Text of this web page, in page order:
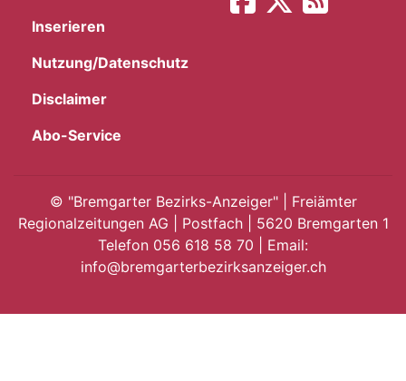
App
Inserieren
Nutzung/Datenschutz
Disclaimer
Abo-Service
© "Bremgarter Bezirks-Anzeiger" | Freiämter
Regionalzeitungen AG | Postfach | 5620 Bremgarten 1
Telefon 056 618 58 70 | Email:
info@bremgarterbezirksanzeiger.ch